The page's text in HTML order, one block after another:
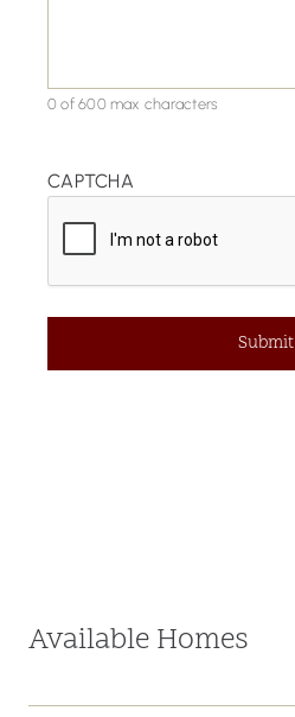
0 of 600 max characters
CAPTCHA
Available Homes